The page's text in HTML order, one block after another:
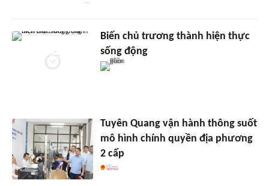
Biến chủ trương thành hiện thực
sống động
Tuyên Quang vận hành thông suốt
mô hình chính quyền địa phương
2 cấp